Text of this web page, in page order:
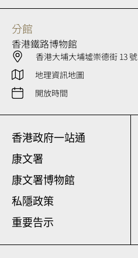
分館
香港鐵路博物館
香港大埔大埔墟崇德街 13 號
地理資訊地圖
開放時間
香港政府一站通
康文署
康文署博物館
私隱政策
重要告示